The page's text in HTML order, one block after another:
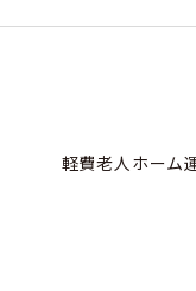
軽費老人ホーム